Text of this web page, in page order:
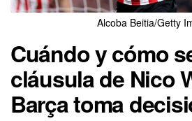
Alcoba Beitia/Getty
Cuándo y cómo
cláusula de Nico
Barça toma